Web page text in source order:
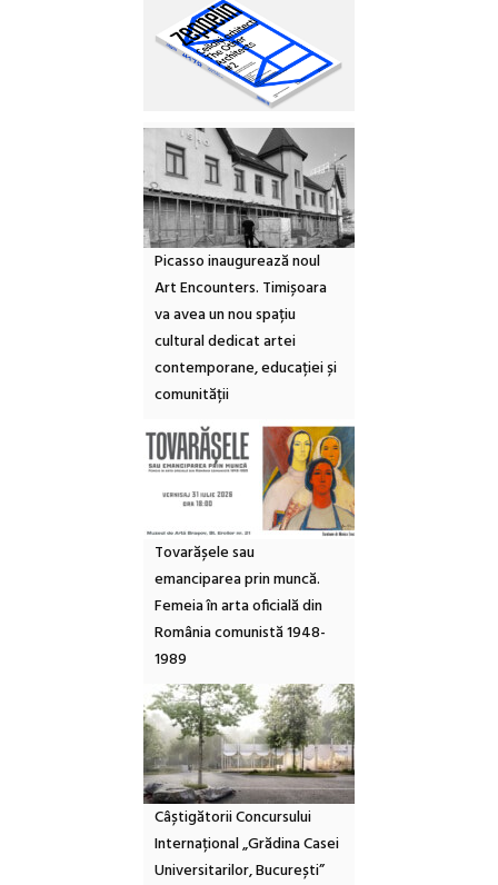
Picasso inaugurează noul
Art Encounters. Timișoara
va avea un nou spațiu
cultural dedicat artei
contemporane, educației și
comunității
Tovarășele sau
emanciparea prin muncă.
Femeia în arta oficială din
România comunistă 1948-
1989
Câștigătorii Concursului
Internațional „Grădina Casei
Universitarilor, București”